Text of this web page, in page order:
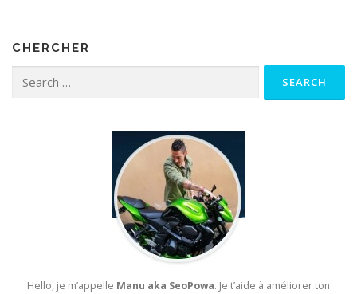
CHERCHER
Hello, je m’appelle Manu aka SeoPowa. Je t’aide à améliorer ton